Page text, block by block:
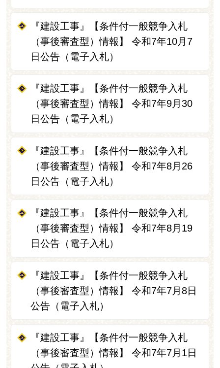
『建設工事』【条件付一般競争入札
（事後審査型）情報】 令和7年10月7
日公告（電子入札）
『建設工事』【条件付一般競争入札
（事後審査型）情報】 令和7年9月30
日公告（電子入札）
『建設工事』【条件付一般競争入札
（事後審査型）情報】 令和7年8月26
日公告（電子入札）
『建設工事』【条件付一般競争入札
（事後審査型）情報】 令和7年8月19
日公告（電子入札）
『建設工事』【条件付一般競争入札
（事後審査型）情報】 令和7年7月8日
公告（電子入札）
『建設工事』【条件付一般競争入札
（事後審査型）情報】 令和7年7月1日